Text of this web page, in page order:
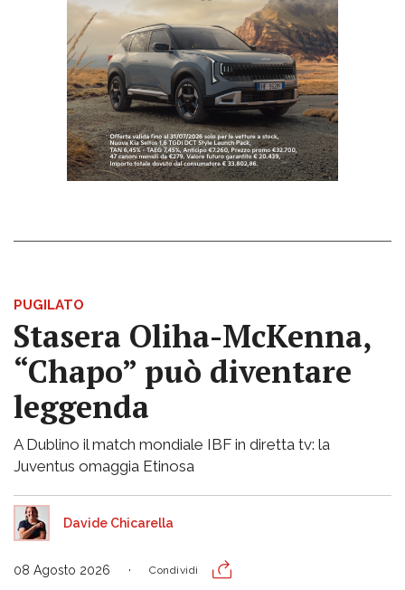
PUGILATO
Stasera Oliha-McKenna,
“Chapo” può diventare
leggenda
A Dublino il match mondiale IBF in diretta tv: la
Juventus omaggia Etinosa
Davide Chicarella
08 Agosto 2026 Condividi